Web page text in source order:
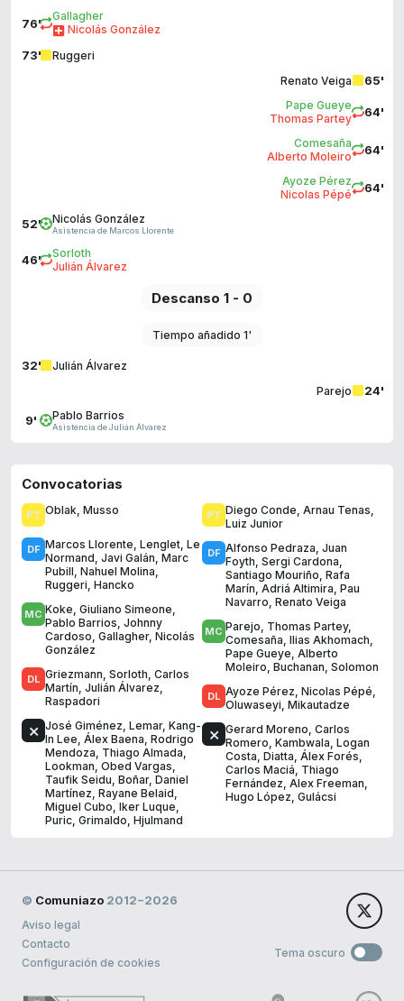
76'
Gallagher
Nicolás González
73' Ruggeri
65'
Renato Veiga
64'
Pape Gueye
Thomas Partey
64'
Comesaña
Alberto Moleiro
64'
Ayoze Pérez
Nicolas Pépé
52' Nicolás González
Asistencia de Marcos Llorente
46'
Sorloth
Julián Álvarez
Descanso 1 - 0
Tiempo añadido 1'
32' Julián Álvarez
24'
Parejo
9' Pablo Barrios
Asistencia de Julián Álvarez
Convocatorias
Oblak, Musso
Marcos Llorente, Lenglet, Le
Normand, Javi Galán, Marc
Pubill, Nahuel Molina,
Ruggeri, Hancko
Koke, Giuliano Simeone,
Pablo Barrios, Johnny
Cardoso, Gallagher, Nicolás
González
Griezmann, Sorloth, Carlos
Martín, Julián Álvarez,
Raspadori
José Giménez, Lemar, Kang-
In Lee, Álex Baena, Rodrigo
Mendoza, Thiago Almada,
Lookman, Obed Vargas,
Taufik Seidu, Boñar, Daniel
Martínez, Rayane Belaid,
Miguel Cubo, Iker Luque,
Puric, Grimaldo, Hjulmand
Diego Conde, Arnau Tenas,
Luiz Junior
Alfonso Pedraza, Juan
Foyth, Sergi Cardona,
Santiago Mouriño, Rafa
Marín, Adriá Altimira, Pau
Navarro, Renato Veiga
Parejo, Thomas Partey,
Comesaña, Ilias Akhomach,
Pape Gueye, Alberto
Moleiro, Buchanan, Solomon
Ayoze Pérez, Nicolas Pépé,
Oluwaseyi, Mikautadze
Gerard Moreno, Carlos
Romero, Kambwala, Logan
Costa, Diatta, Álex Forés,
Carlos Maciá, Thiago
Fernández, Alex Freeman,
Hugo López, Gulácsi
© Comuniazo 2012−2026
Aviso legal
Contacto
Configuración de cookies
Tema oscuro